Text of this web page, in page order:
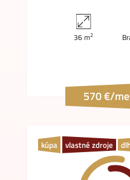
36 m2
570 €/
kúpa vlastné zdroje